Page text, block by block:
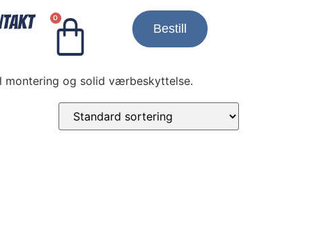
0
Bestill
montering og solid værbeskyttelse.